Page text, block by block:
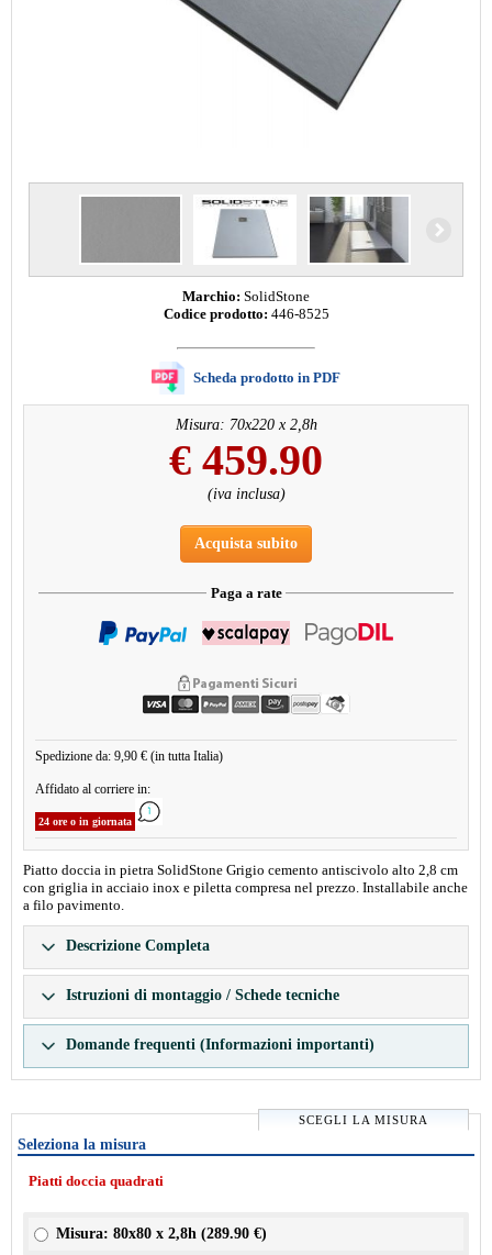
Marchio: SolidStone
Codice prodotto: 446-8525
Scheda prodotto in PDF
Misura: 70x220 x 2,8h
€ 459.90
(iva inclusa)
Acquista subito
Paga a rate
Spedizione da: 9,90 € (in tutta Italia)
Affidato al corriere in:
24 ore o in giornata
Piatto doccia in pietra SolidStone Grigio cemento antiscivolo alto 2,8 cm
con griglia in acciaio inox e piletta compresa nel prezzo. Installabile anche
a filo pavimento.
Descrizione Completa
Istruzioni di montaggio / Schede tecniche
Domande frequenti (Informazioni importanti)
SCEGLI LA MISURA
Seleziona la misura
Piatti doccia quadrati
Misura: 80x80 x 2,8h (289.90 €)